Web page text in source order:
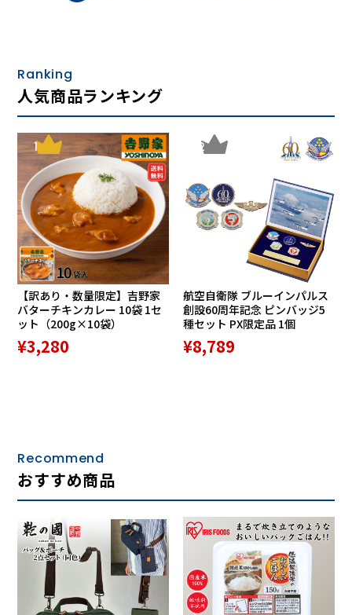
Ranking
人気商品ランキング
1
【訳あり・数量限定】吉野家
バターチキンカレー 10袋 1セ
ット（200g×10袋）
¥3,280
2
航空自衛隊 ブルーインパルス
創設60周年記念 ピンバッジ5
種セット PX限定品 1個
¥8,789
Recommend
おすすめ商品